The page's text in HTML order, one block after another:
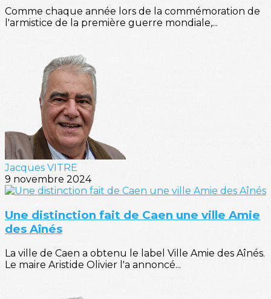
Comme chaque année lors de la commémoration de
l'armistice de la première guerre mondiale,...
Jacques VITRE
9 novembre 2024
Une distinction fait de Caen une ville Amie
des Aînés
La ville de Caen a obtenu le label Ville Amie des Aînés.
Le maire Aristide Olivier l'a annoncé...